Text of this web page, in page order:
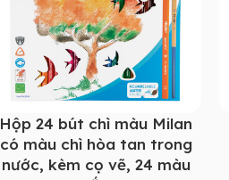
Hộp 24 bút chì màu Milan
có màu chì hòa tan trong
nước, kèm cọ vẽ, 24 màu